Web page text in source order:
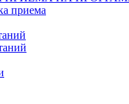
приема